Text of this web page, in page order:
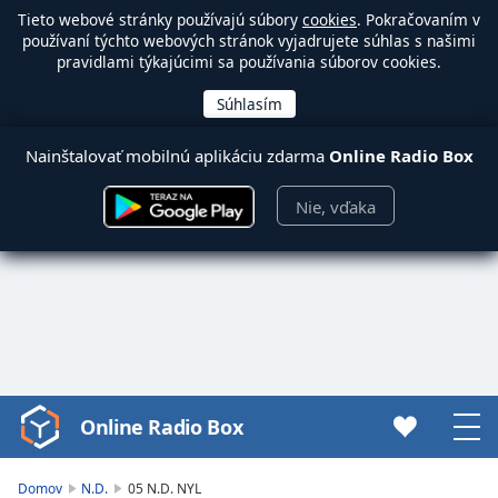
Tieto webové stránky používajú súbory cookies. Pokračovaním v
používaní týchto webových stránok vyjadrujete súhlas s našimi
pravidlami týkajúcimi sa používania súborov cookies.
Nainštalovať mobilnú aplikáciu zdarma Online Radio Box
Nie, vďaka
Video
Player
Online Radio Box
Domov N.D. 05 N.D. NYL